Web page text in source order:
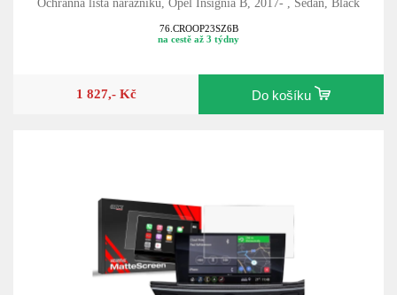
Ochranná lišta nárazníku, Opel Insignia B, 2017- , Sedan, Black
76.CROOP23SZ6B
na cestě až 3 týdny
1 827,- Kč Do košíku